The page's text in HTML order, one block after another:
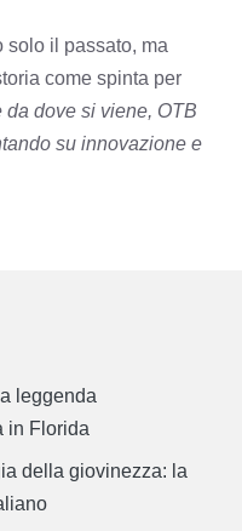
solo il passato, ma
come spinta per
dove si viene, OTB
su innovazione e
leggenda
in Florida
della giovinezza: la